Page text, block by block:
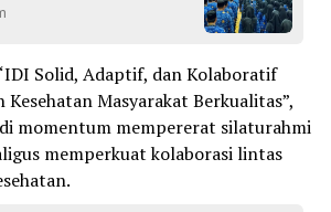
Solid, Adaptif, dan Kolaboratif
Masyarakat Berkualitas”,
momentum mempererat silaturahmi
memperkuat kolaborasi lintas